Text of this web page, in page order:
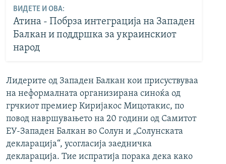
ВИДЕТЕ И ОВА:
Атина - Побрза интеграција на Западен
Балкан и поддршка за украинскиот
народ
Лидерите од Западен Балкан кои присуствуваа
на неформалната организирана синоќа од
грчкиот премиер Киријакос Мицотакис, по
повод навршувањето на 20 години од Самитот
ЕУ-Западен Балкан во Солун и „Солунската
декларација“, усогласија заедничка
декларација. Тие испратија порака дека како